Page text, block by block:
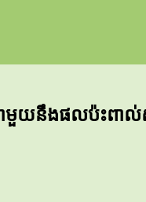
ជាមួយនឹងផលប៉ះពា